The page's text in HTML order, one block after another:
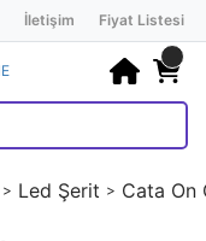
İletişim Fiyat Listesi
Led Şerit Cata On